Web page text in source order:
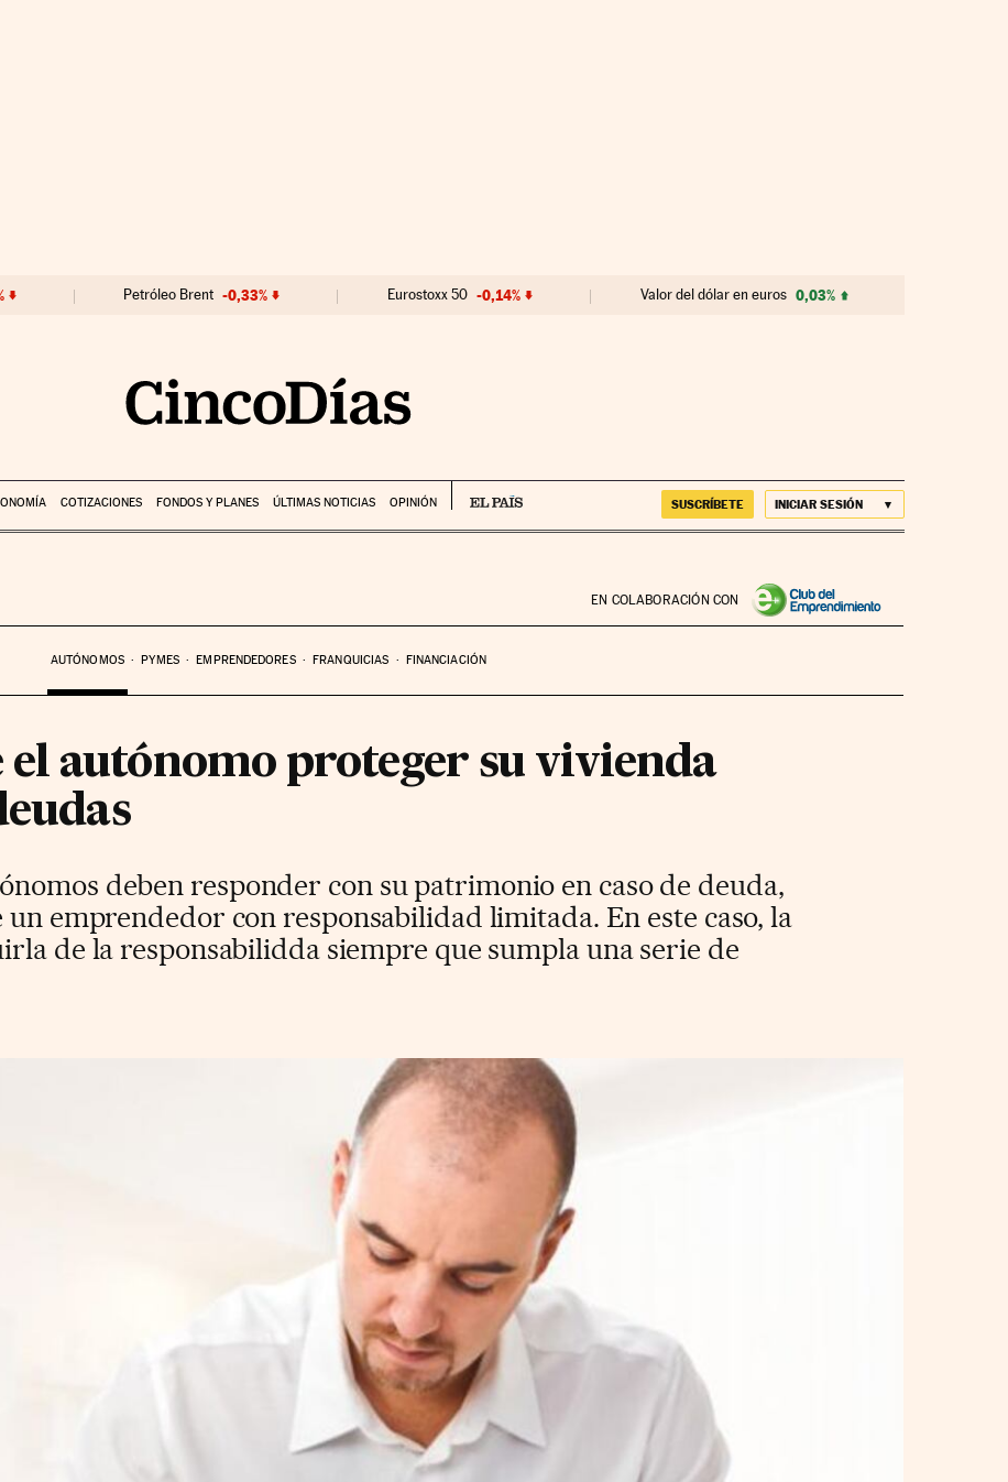
Petróleo Brent -0,33% Eurostoxx 50 -0,14% Valor del dólar en euros 0,03%
COTIZACIONES FONDOS Y PLANES ÚLTIMAS NOTICIAS OPINIÓN SUSCRÍBETE INICIAR SESIÓN
EN COLABORACIÓN CON
AUTÓNOMOS PYMES EMPRENDEDORES FRANQUICIAS FINANCIACIÓN
el autónomo proteger su vivienda
deben responder con su patrimonio en caso de deuda,
un emprendedor con responsabilidad limitada. En este caso, la
de la responsabilidda siempre que sumpla una serie de